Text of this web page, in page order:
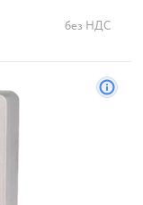
без НДС